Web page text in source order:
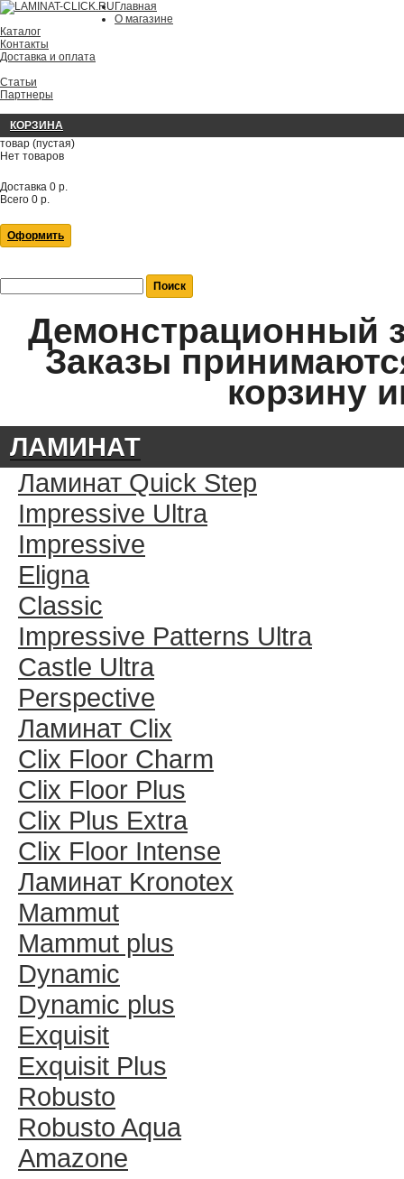
Главная
О магазине
Каталог
Контакты
Доставка и оплата
Статьи
Партнеры
КОРЗИНА
товар (пустая)
Нет товаров
Доставка 0 р.
Всего 0 р.
Оформить
Демонстрационный
Заказы
корзину
ЛАМИНАТ
Ламинат Quick Step
Impressive Ultra
Impressive
Eligna
Classic
Impressive Patterns Ultra
Castle Ultra
Perspective
Ламинат Clix
Clix Floor Charm
Clix Floor Plus
Clix Plus Extra
Clix Floor Intense
Ламинат Kronotex
Mammut
Mammut plus
Dynamic
Dynamic plus
Exquisit
Exquisit Plus
Robusto
Robusto Aqua
Amazone